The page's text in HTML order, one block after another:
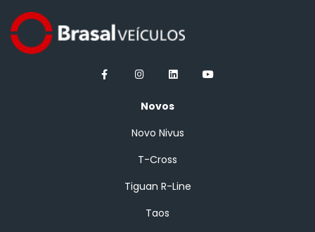
Novos
Novo Nivus
T-Cross
Tiguan R-Line
Taos